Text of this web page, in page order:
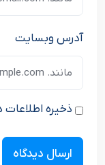
آدرس وبسایت
ذخیره اطلاعات